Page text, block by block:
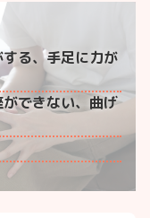
る、手足に力が
できない、曲げ